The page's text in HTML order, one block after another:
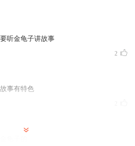
听金龟子讲故事
2
事有特色